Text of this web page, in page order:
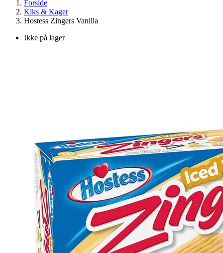
Forside
Kiks & Kager
Hostess Zingers Vanilla
Ikke på lager